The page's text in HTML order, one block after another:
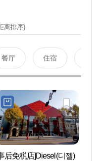
离排序)
餐厅 住宿
后免税店]Diesel(디젤)